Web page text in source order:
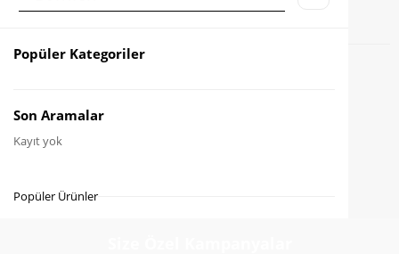
Kapıda Nakit veya Kart ile Ödeme İmkanı
Karşılaştır
Fiyat Düşünce Haber Ver
Popüler Kategoriler
Son Aramalar
Kayıt yok
Popüler Ürünler